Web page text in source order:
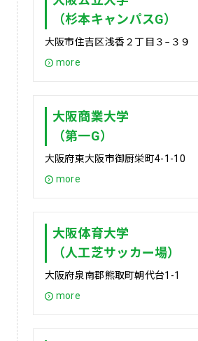
（杉本キャンパスG）
大阪市住吉区浅香２丁目３−３９
more
大阪商業大学
（第一G）
大阪府東大阪市御厨栄町4-1-10
more
大阪体育大学
（人工芝サッカー場）
大阪府泉南郡熊取町朝代台1-1
more